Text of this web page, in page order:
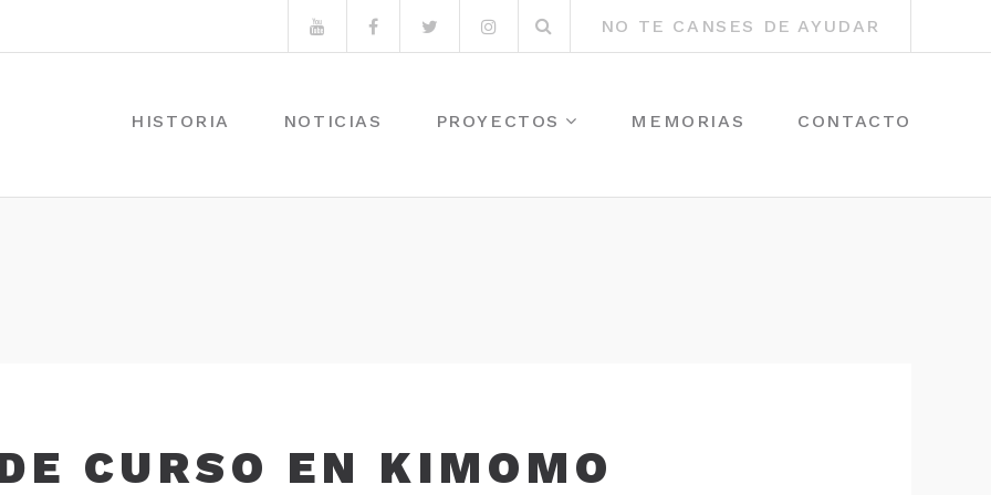
YoutubeFacebookTwitterInstagram
por:
NO TE CANSES DE AYUDAR
HISTORIA NOTICIAS PROYECTOS MEMORIAS CONTACTO
CURSO EN KIMOMO